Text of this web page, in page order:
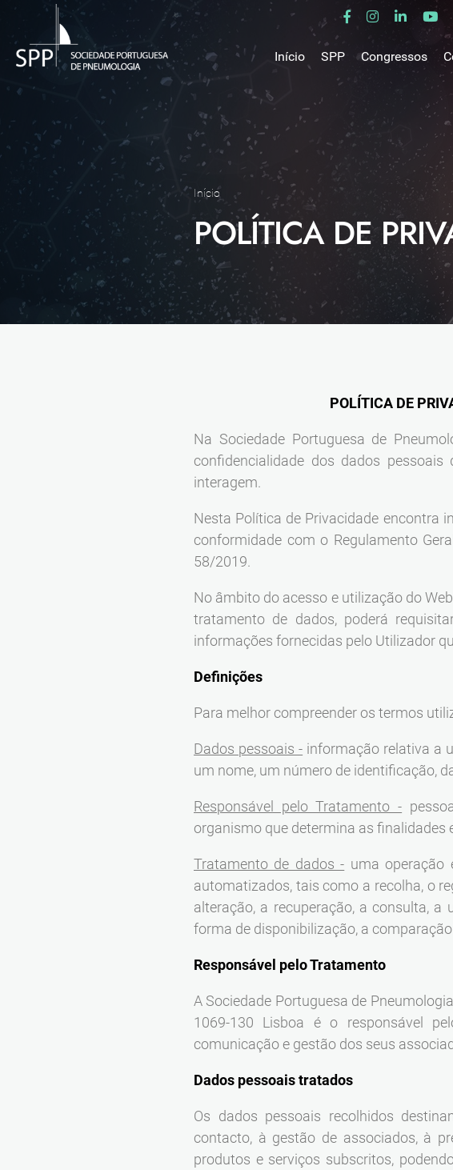
Início SPP
Mensagem do Presidente
Missão
Estrutura
Estatutos
Núcleo Museológico
Parceiros
Como tornar-se sócio
Medalhas de ouro SPP
Congressos
Início
POLÍTICA DE
POLÍTICA DE
Na Sociedade Portuguesa de
confidencialidade dos dados
interagem.
Nesta Política de Privacidade encontra
conformidade com o Regulamento
58/2019.
No âmbito do acesso e utilização do
tratamento de dados, poderá
informações fornecidas pelo Utilizador
Definições
Para melhor compreender os termos
Dados pessoais - informação relativa a
um nome, um número de identificação,
Responsável pelo Tratamento -
organismo que determina as finalidades
Tratamento de dados - uma operação
automatizados, tais como a recolha, o
alteração, a recuperação, a consulta,
forma de disponibilização, a
Responsável pelo Tratamento
A Sociedade Portuguesa de
1069-130 Lisboa é o responsável
comunicação e gestão dos seus
Dados pessoais tratados
Os dados pessoais recolhidos
contacto, à gestão de associados, à
produtos e serviços subscritos,